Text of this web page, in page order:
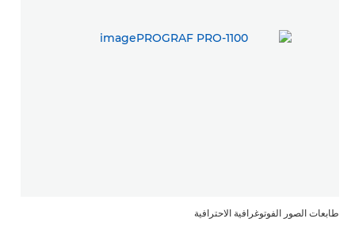
طابعات الصور الفوتوغرافية الاحترافية